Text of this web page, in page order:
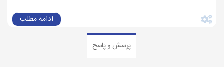
ادامه مطلب
پرسش و پاسخ